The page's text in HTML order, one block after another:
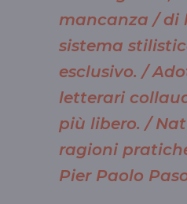
mancanza / di
sistema
esclusivo. /
letterari
più libero. /
ragioni
Pier Paolo